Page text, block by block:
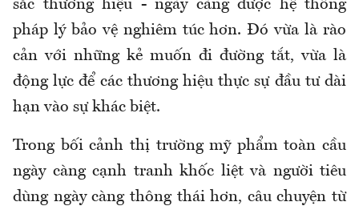
sắc thương hiệu - ngày càng được hệ thống
pháp lý bảo vệ nghiêm túc hơn. Đó vừa là rào
cản với những kẻ muốn đi đường tắt, vừa là
động lực để các thương hiệu thực sự đầu tư dài
hạn vào sự khác biệt.
Trong bối cảnh thị trường mỹ phẩm toàn cầu
ngày càng cạnh tranh khốc liệt và người tiêu
dùng ngày càng thông thái hơn, câu chuyện từ